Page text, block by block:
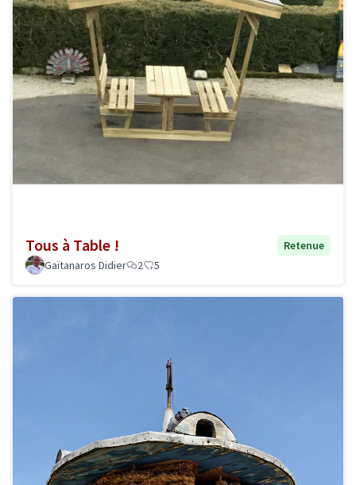
Tous à Table !
Retenue
Gaïtanaros Didier
2 5